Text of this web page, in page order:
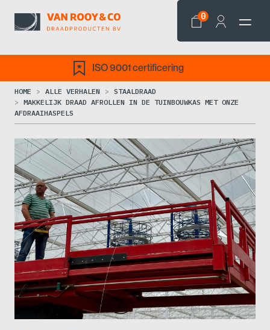
0
HOME ALLE VERHALEN
STAALDRAAD
MAKKELIJK DRAAD AFROLLEN IN DE TUINBOUWKAS MET ONZE
AFDRAAIHASPELS